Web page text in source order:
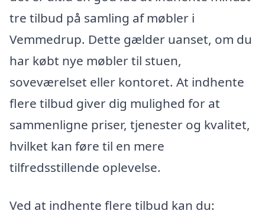
tre tilbud på samling af møbler i
Vemmedrup. Dette gælder uanset, om du
har købt nye møbler til stuen,
soveværelset eller kontoret. At indhente
flere tilbud giver dig mulighed for at
sammenligne priser, tjenester og kvalitet,
hvilket kan føre til en mere
tilfredsstillende oplevelse.
Ved at indhente flere tilbud kan du: